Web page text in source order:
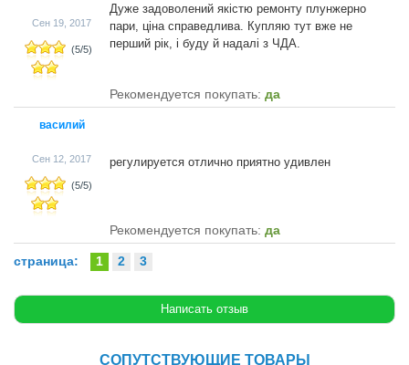
Сен 19, 2017
(5/5)
Дуже задоволений якістю ремонту плунжерно
пари, ціна справедлива. Купляю тут вже не
перший рік, і буду й надалі з ЧДА.
Рекомендуется покупать: да
василий
Сен 12, 2017
(5/5)
регулируется отлично приятно удивлен
Рекомендуется покупать: да
страница: 1 2 3
СОПУТСТВУЮЩИЕ ТОВАРЫ